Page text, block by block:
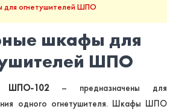
огнетушителей ШПО
шкафы для
ШПО
ШПО-102– предназначены для
одного огнетушителя. Шкафы ШПО